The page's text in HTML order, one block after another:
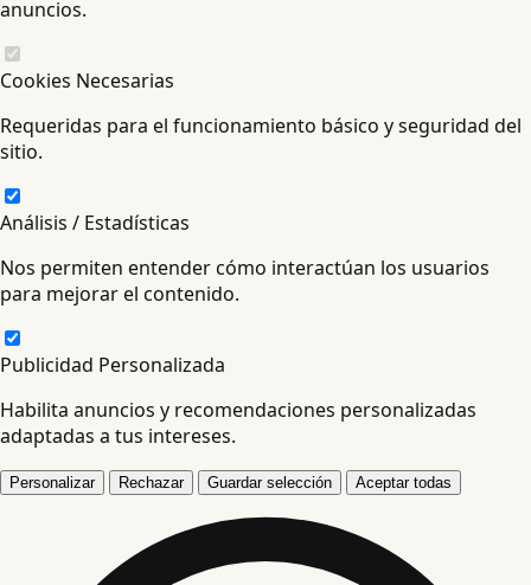
anuncios.
Cookies Necesarias
Requeridas para el funcionamiento básico y seguridad del
sitio.
Análisis / Estadísticas
Nos permiten entender cómo interactúan los usuarios
para mejorar el contenido.
Publicidad Personalizada
Habilita anuncios y recomendaciones personalizadas
adaptadas a tus intereses.
Personalizar Rechazar Guardar selección Aceptar todas